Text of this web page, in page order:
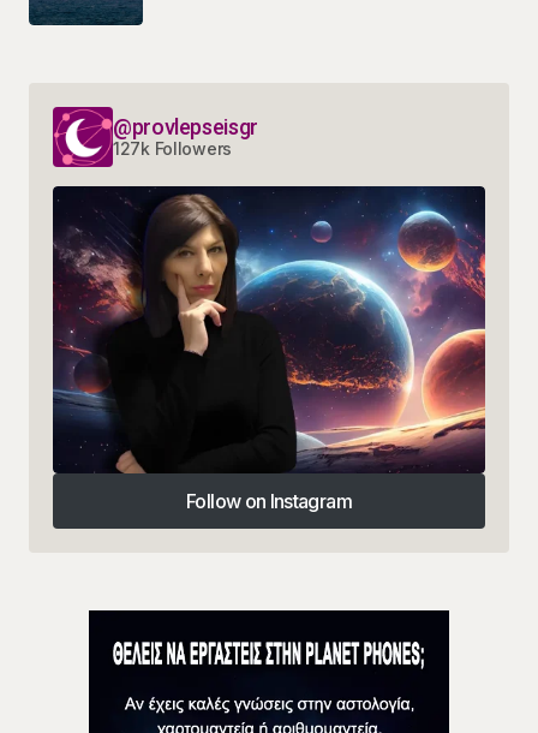
@provlepseisgr
127k Followers
Follow on Instagram
Follow on Instagram